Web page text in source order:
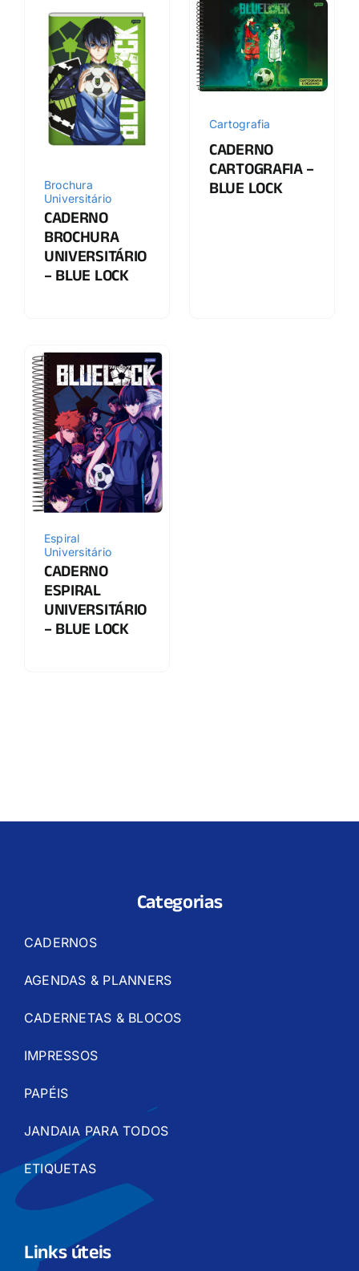
Brochura
Universitário
CADERNO
BROCHURA
UNIVERSITÁRIO
– BLUE LOCK
Cartografia
CADERNO
CARTOGRAFIA –
BLUE LOCK
Espiral
Universitário
CADERNO
ESPIRAL
UNIVERSITÁRIO
– BLUE LOCK
Categorias
CADERNOS
AGENDAS & PLANNERS
CADERNETAS & BLOCOS
IMPRESSOS
PAPÉIS
JANDAIA PARA TODOS
ETIQUETAS
Links úteis